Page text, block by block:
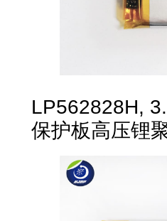
LP562828H,
保护板高压锂